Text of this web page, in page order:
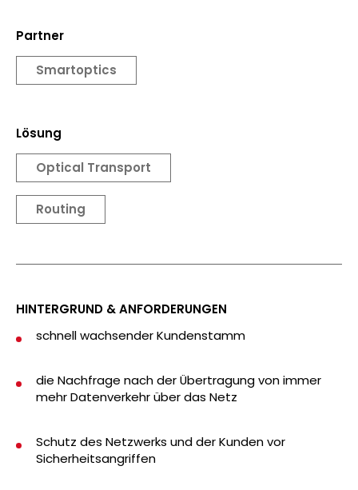
Partner
Smartoptics
Lösung
Optical Transport
Routing
HINTERGRUND & ANFORDERUNGEN
schnell wachsender Kundenstamm
die Nachfrage nach der Übertragung von immer
mehr Datenverkehr über das Netz
Schutz des Netzwerks und der Kunden vor
Sicherheitsangriffen